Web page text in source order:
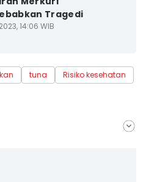
Tragedi
14:06 WIB
tuna
Risiko kesehatan